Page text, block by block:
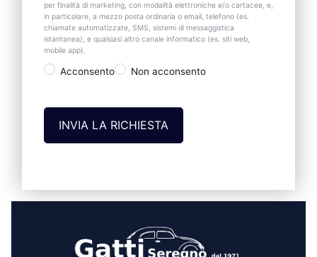
per finalità di marketing, con modalità elettroniche e/o cartacee, e,
in particolare, a mezzo posta ordinaria o email, telefono (es.
chiamate automatizzate, SMS, sistemi di messaggistica
istantanea), e qualsiasi altro canale informatico (es. siti web,
mobile app).
Acconsento Non acconsento